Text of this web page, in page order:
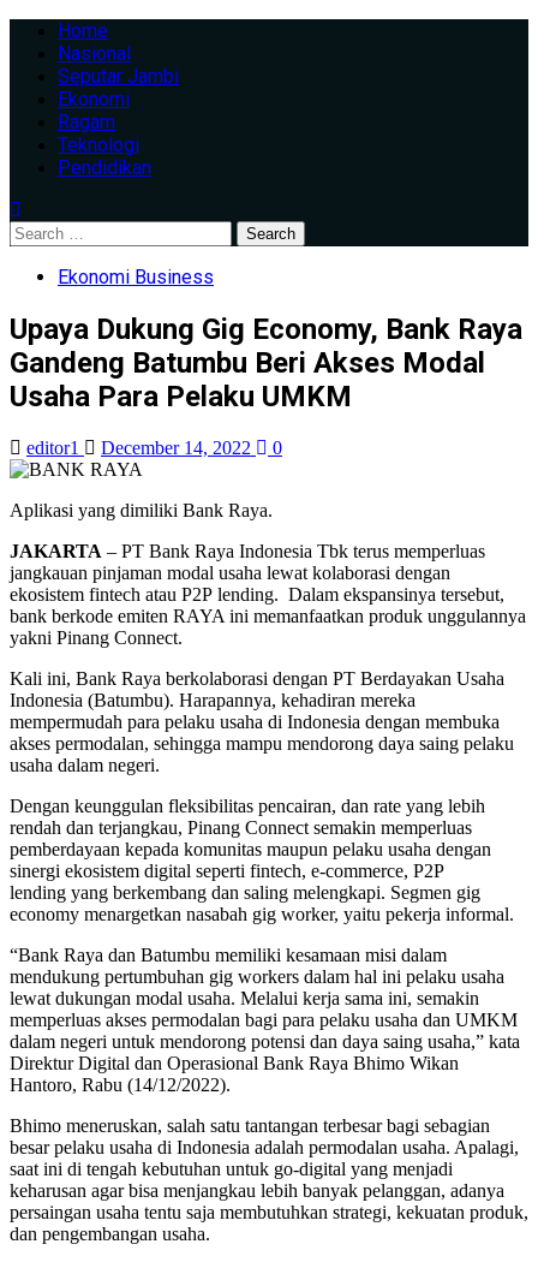
content
PrimaryHome
Nasional
Seputar Jambi
Ekonomi
Ragam
Teknologi
Pendidikan
Search
for:
Ekonomi Business
Upaya Dukung Gig Economy, Bank Raya
Gandeng Batumbu Beri Akses Modal
Usaha Para Pelaku UMKM
editor1 December 14, 2022 0
Aplikasi yang dimiliki Bank Raya.
JAKARTA – PT Bank Raya Indonesia Tbk terus memperluas
jangkauan pinjaman modal usaha lewat kolaborasi dengan
ekosistem fintech atau P2P lending. Dalam ekspansinya tersebut,
bank berkode emiten RAYA ini memanfaatkan produk unggulannya
yakni Pinang Connect.
Kali ini, Bank Raya berkolaborasi dengan PT Berdayakan Usaha
Indonesia (Batumbu). Harapannya, kehadiran mereka
mempermudah para pelaku usaha di Indonesia dengan membuka
akses permodalan, sehingga mampu mendorong daya saing pelaku
usaha dalam negeri.
Dengan keunggulan fleksibilitas pencairan, dan rate yang lebih
rendah dan terjangkau, Pinang Connect semakin memperluas
pemberdayaan kepada komunitas maupun pelaku usaha dengan
sinergi ekosistem digital seperti fintech, e-commerce, P2P
lending yang berkembang dan saling melengkapi. Segmen gig
economy menargetkan nasabah gig worker, yaitu pekerja informal.
“Bank Raya dan Batumbu memiliki kesamaan misi dalam
mendukung pertumbuhan gig workers dalam hal ini pelaku usaha
lewat dukungan modal usaha. Melalui kerja sama ini, semakin
memperluas akses permodalan bagi para pelaku usaha dan UMKM
dalam negeri untuk mendorong potensi dan daya saing usaha,” kata
Direktur Digital dan Operasional Bank Raya Bhimo Wikan
Hantoro, Rabu (14/12/2022).
Bhimo meneruskan, salah satu tantangan terbesar bagi sebagian
besar pelaku usaha di Indonesia adalah permodalan usaha. Apalagi,
saat ini di tengah kebutuhan untuk go-digital yang menjadi
keharusan agar bisa menjangkau lebih banyak pelanggan, adanya
persaingan usaha tentu saja membutuhkan strategi, kekuatan produk,
dan pengembangan usaha.